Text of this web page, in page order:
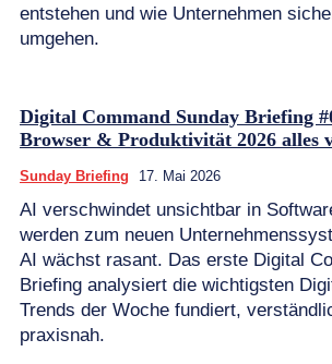
entstehen und wie Unternehmen
umgehen.
Digital Command Sunday Briefing
Browser & Produktivität 2026 alles
Sunday Briefing 17. Mai 2026
AI verschwindet unsichtbar in
werden zum neuen
AI wächst rasant. Das erste Digital
Briefing analysiert die wichtigsten
Trends der Woche fundiert,
praxisnah.